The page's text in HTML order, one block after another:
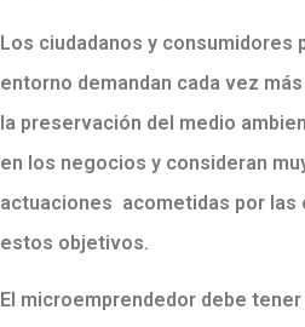
Los ciudadanos y consumidores
entorno demandan cada vez
la preservación del medio
en los negocios y consideran
actuaciones acometidas por las
estos objetivos.
El microemprendedor debe